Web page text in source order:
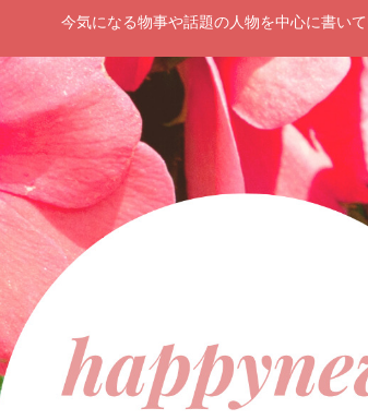
今気になる物事や話題の人物を中心に書いて